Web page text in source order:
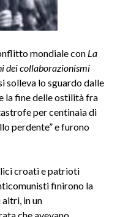
mondiale con La
dei collaborazionismi
solleva lo sguardo dalle
la fine delle ostilità fra
per centinaia di
perdente” e furono
croati e patrioti
finirono la
in un
che avevano